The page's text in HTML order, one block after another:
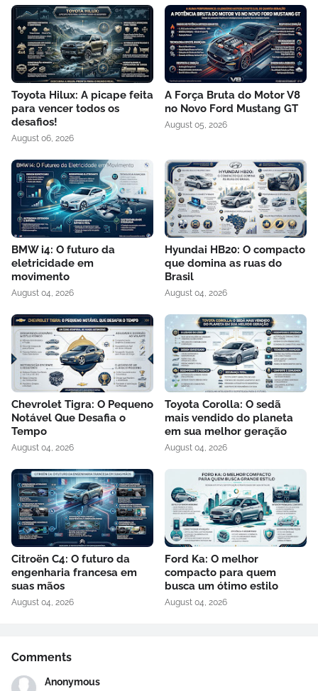
Toyota Hilux: A picape feita
para vencer todos os
desafios!
August 06, 2026
A Força Bruta do Motor V8
no Novo Ford Mustang GT
August 05, 2026
BMW i4: O futuro da
eletricidade em
movimento
August 04, 2026
Hyundai HB20: O compacto
que domina as ruas do
Brasil
August 04, 2026
Chevrolet Tigra: O Pequeno
Notável Que Desafia o
Tempo
August 04, 2026
Toyota Corolla: O sedã
mais vendido do planeta
em sua melhor geração
August 04, 2026
Citroën C4: O futuro da
engenharia francesa em
suas mãos
August 04, 2026
Ford Ka: O melhor
compacto para quem
busca um ótimo estilo
August 04, 2026
Comments
Anonymous